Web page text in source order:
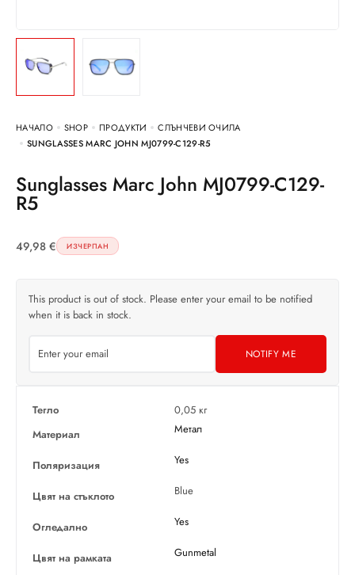
НАЧАЛО SHOP ПРОДУКТИ
СЛЪНЧЕВИ ОЧИЛА
SUNGLASSES MARC JOHN MJ0799-C129-R5
Sunglasses Marc John MJ0799-C129-
R5
49,98 € ИЗЧЕРПАН
This product is out of stock. Please enter your email to be notified
when it is back in stock.
NOTIFY ME
Тегло
0,05 кг
Материал
Метал
Поляризация Yes
Цвят на стъклото Blue
Огледално Yes
Цвят на рамката Gunmetal